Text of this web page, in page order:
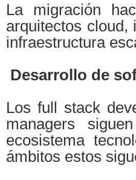
La migración
arquitectos cloud,
infraestructura
Desarrollo de
Los full stack
managers
ecosistema
ámbitos estos